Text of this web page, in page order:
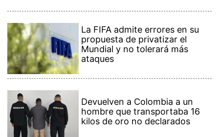
La FIFA admite errores en su
propuesta de privatizar el
Mundial y no tolerará más
ataques
Devuelven a Colombia a un
hombre que transportaba 16
kilos de oro no declarados